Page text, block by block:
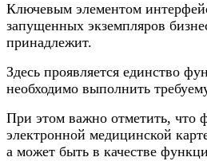
Ключевым элементом
запущенных экземпляров
принадлежит.
Здесь проявляется единство
необходимо выполнить
При этом важно отметить, что
электронной медицинской
а может быть в качестве